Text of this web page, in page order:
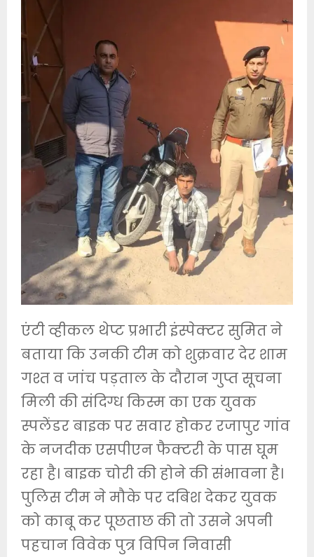
एंटी व्हीकल थेप्ट प्रभारी इंस्पेक्टर सुमित ने
बताया कि उनकी टीम को शुक्रवार देर शाम
गश्त व जांच पड़ताल के दौरान गुप्त सूचना
मिली की संदिग्ध किस्म का एक युवक
स्पलेंडर बाइक पर सवार होकर रजापुर गांव
के नजदीक एसपीएन फैक्टरी के पास घूम
रहा है। बाइक चोरी की होने की संभावना है।
पुलिस टीम ने मौके पर दबिश देकर युवक
को काबू कर पूछताछ की तो उसने अपनी
पहचान विवेक पुत्र विपिन निवासी